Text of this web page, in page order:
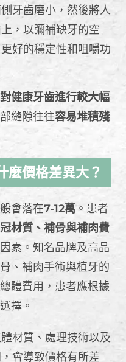
牙齒磨小，然後將人
，以彌補缺牙的空
好的穩定性和咀嚼功
健康牙齒進行較大幅
縫隙往往容易堆積殘
麼價格差異大？
會落在7-12萬。患者
材質、補骨與補肉費
素。知名品牌及高品
、補肉手術與植牙的
體費用，患者應根據
擇。
材質、處理技術以及
會導致價格有所差